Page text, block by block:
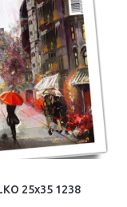
25x35 1238